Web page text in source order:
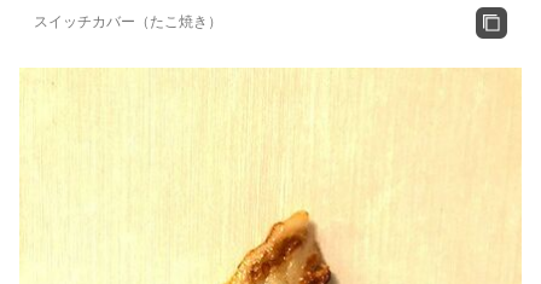
スイッチカバー（たこ焼き）